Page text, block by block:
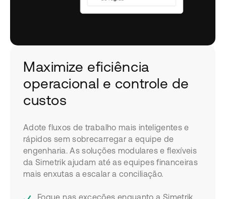
Maximize eficiência
operacional e controle de
custos
Adote fluxos de trabalho mais inteligentes e
rápidos sem sobrecarregar a equipe de
engenharia. As soluções modulares e flexíveis
da Simetrik ajudam até as equipes financeiras
mais enxutas a escalar a conciliação.
Foque nas exceções enquanto a Simetrik